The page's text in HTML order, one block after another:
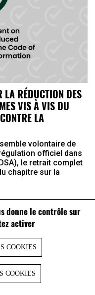
donne le contrôle sur
activer
COOKIES
COOKIES
LA RÉDUCTION DES
VIS À VIS DU
LA
volontaire de
officiel dans
le retrait complet
chapitre sur la